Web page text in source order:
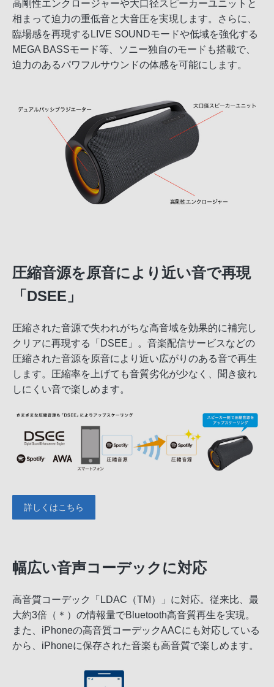
高剛性エンクロージャーや大口径スピーカーユニットと
相まって迫力の重低音と大音圧を実現します。さらに、
臨場感を再現するLIVE SOUNDモードや低域を強化する
MEGA BASSモード等、ソニー独自のモードも搭載で、
迫力のあるパワフルサウンドの体感を可能にします。
圧縮音源を原音により近い音で再現
「DSEE」
圧縮された音源で失われがちな高音域を効果的に補完し
クリアに再現する「DSEE」。音楽配信サービスなどの
圧縮された音源を原音により近い広がりのある音で再生
します。圧縮率を上げても音質劣化が少なく、聞き疲れ
しにくい音で楽しめます。
詳しくはこちら
幅広い音声コーデックに対応
高音質コーデック「LDAC（TM）」に対応。従来比、最
大約3倍（＊）の情報量でBluetooth高音質再生を実現。
また、iPhoneの高音質コーデックAACにも対応している
から、iPhoneに保存された音楽も高音質で楽しめます。